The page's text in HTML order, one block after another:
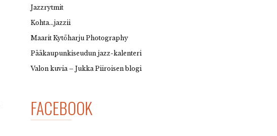
Jazzrytmit
Kohta…jazzii
Maarit Kytöharju Photography
Pääkaupunkiseudun jazz-kalenteri
Valon kuvia – Jukka Piiroisen blogi
FACEBOOK